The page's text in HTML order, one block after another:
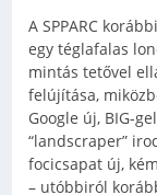
A SPPARC
egy téglafalas
mintás tetővel
felújítása,
Google új, BIG-
“landscraper”
focicsapat új,
– utóbbiról